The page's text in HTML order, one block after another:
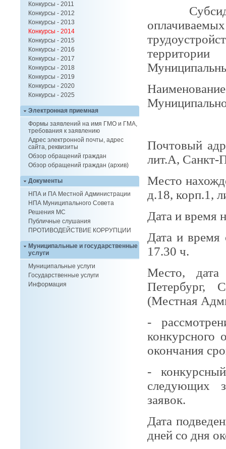
Конкурсы - 2011
Конкурсы - 2012
Конкурсы - 2013
Конкурсы - 2014
Конкурсы - 2015
Конкурсы - 2016
Конкурсы - 2017
Конкурсы - 2018
Конкурсы - 2019
Конкурсы - 2020
Конкурсы - 2025
Электронная приемная
Формы заявлений на имя ГМО и ГМА,
требования к заявлению
Адрес электронной почты, адрес
сайта, реквизиты
Обзор обращений граждан
Обзор обращений граждан (архив)
Документы
НПА и ПА Местной Администрации
НПА Муниципального Совета
Решения МС
Публичные слушания
ПРОТИВОДЕЙСТВИЕ КОРРУПЦИИ
Муниципальные и государственные
услуги
Муниципальные услуги
Государственные услуги
Информация
Субсидия
Почтовый
лит.А, Санкт-
Место
д.18, корп.1,
Дата и время
Дата и
17.30 ч.
Место, дата
Петербург,
(Местная
-
конкурсного
окончания
-
следующих
заявок.
Дата
дней со дня